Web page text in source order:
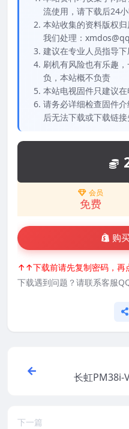
流使用，请下载后24
本站收集的资料版权
我们处理：
建议在专业人员指导
刷机有风险也有乐趣
负，本站概不负责
本站电视固件只建议
请务必详细检查固件
后无法下载或下载链
会员
免费
购
↑↑下载前请先复制密码，
下载遇到问题？请联系客服
长虹PM38i-
下一篇